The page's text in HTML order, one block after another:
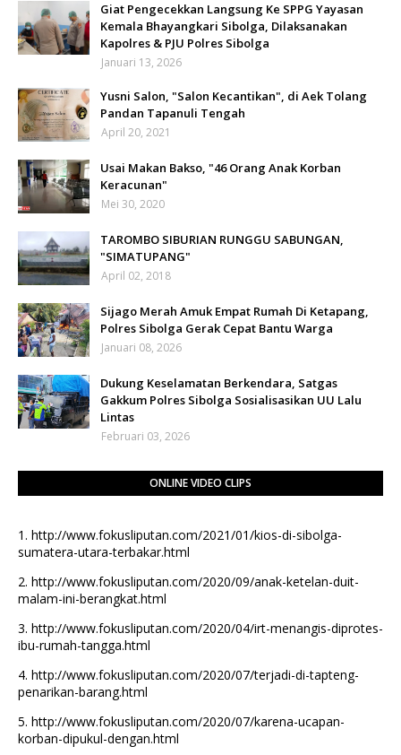
Giat Pengecekkan Langsung Ke SPPG Yayasan
Kemala Bhayangkari Sibolga, Dilaksanakan
Kapolres & PJU Polres Sibolga
Januari 13, 2026
Yusni Salon, "Salon Kecantikan", di Aek Tolang
Pandan Tapanuli Tengah
April 20, 2021
Usai Makan Bakso, "46 Orang Anak Korban
Keracunan"
Mei 30, 2020
TAROMBO SIBURIAN RUNGGU SABUNGAN,
"SIMATUPANG"
April 02, 2018
Sijago Merah Amuk Empat Rumah Di Ketapang,
Polres Sibolga Gerak Cepat Bantu Warga
Januari 08, 2026
Dukung Keselamatan Berkendara, Satgas
Gakkum Polres Sibolga Sosialisasikan UU Lalu
Lintas
Februari 03, 2026
ONLINE VIDEO CLIPS
1. http://www.fokusliputan.com/2021/01/kios-di-sibolga-
sumatera-utara-terbakar.html
2. http://www.fokusliputan.com/2020/09/anak-ketelan-duit-
malam-ini-berangkat.html
3. http://www.fokusliputan.com/2020/04/irt-menangis-diprotes-
ibu-rumah-tangga.html
4. http://www.fokusliputan.com/2020/07/terjadi-di-tapteng-
penarikan-barang.html
5. http://www.fokusliputan.com/2020/07/karena-ucapan-
korban-dipukul-dengan.html